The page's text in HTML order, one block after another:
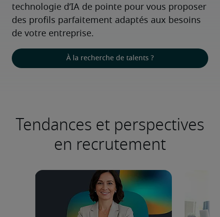
technologie d’IA de pointe pour vous proposer
des profils parfaitement adaptés aux besoins
de votre entreprise.
À la recherche de talents ?
Tendances et perspectives
en recrutement